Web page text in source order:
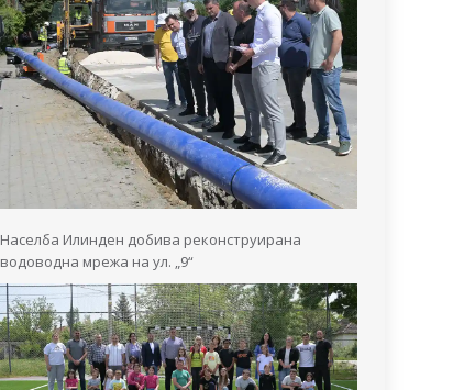
Населба Илинден добива реконструирана
водоводна мрежа на ул. „9“